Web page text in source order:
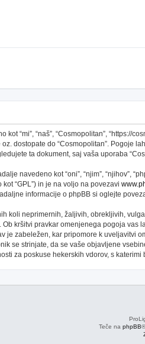
“mi”, “naš”, “Cosmopolitan”,
dostopate do “Cosmopolitan”. Pogoje
ta dokument, saj vaša uporaba
navedeno kot “oni”, “njim”, “njihov”,
“GPL”) in je na voljo na povezavi
informacije o phpBB si oglejte
koli neprimernih, žaljivih, obrekljivih,
Ob kršitvi pravkar omenjenega pogoja
je zabeležen, kar pripomore k uveljavitvi
se strinjate, da se vaše objavljene
za poskuse hekerskih vdorov, s
Teče na phpBB